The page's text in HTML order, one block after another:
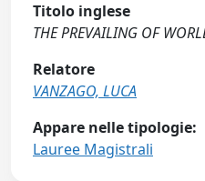
Titolo inglese
THE PREVAILING OF
Relatore
VANZAGO, LUCA
Appare nelle tipologie:
Lauree Magistrali